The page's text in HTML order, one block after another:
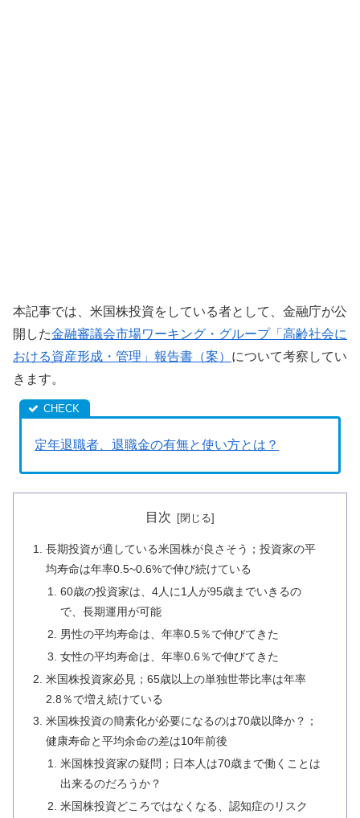
本記事では、米国株投資をしている者として、金融庁が公
開した金融審議会市場ワーキング・グループ「高齢社会に
おける資産形成・管理」報告書（案） について考察してい
きます。
定年退職者、退職金の有無と使い方とは？
目次
長期投資が適している米国株が良さそう；投資家の平
均寿命は年率0.5~0.6%で伸び続けている
60歳の投資家は、4人に1人が95歳までいきるの
で、長期運用が可能
男性の平均寿命は、年率0.5％で伸びてきた
女性の平均寿命は、年率0.6％で伸びてきた
米国株投資家必見；65歳以上の単独世帯比率は年率
2.8％で増え続けている
米国株投資の簡素化が必要になるのは70歳以降か？；
健康寿命と平均余命の差は10年前後
米国株投資家の疑問；日本人は70歳まで働くことは
出来るのだろうか？
米国株投資どころではなくなる、認知症のリスク